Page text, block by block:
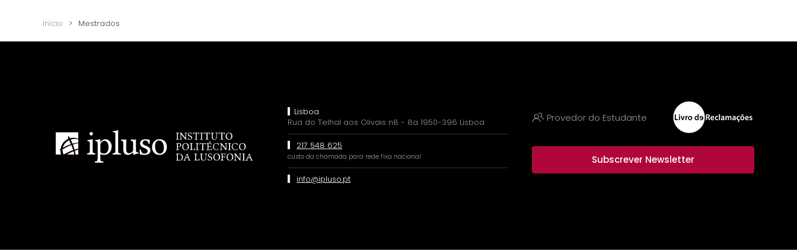
Início Mestrados
Lisboa
Rua do Telhal aos Olivais n8 - 8a 1950-396 Lisboa
217 548 625
custo da chamada para rede fixa nacional
info@ipluso.pt
Provedor do Estudante
Subscrever Newsletter